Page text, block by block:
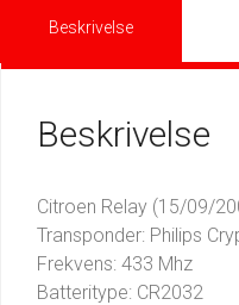
Beskrivelse
Beskrivelse
Citroen Relay (15/09/
Transponder: Philips
Frekvens: 433 Mhz
Batteritype: CR2032